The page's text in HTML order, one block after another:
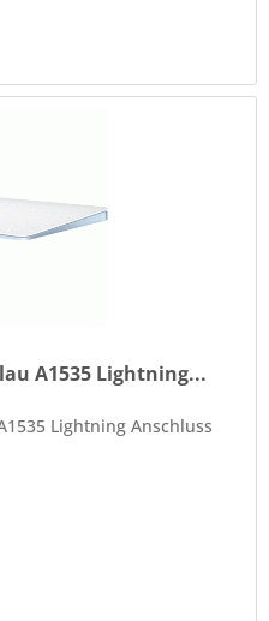
A1535 Lightning...
Lightning Anschluss